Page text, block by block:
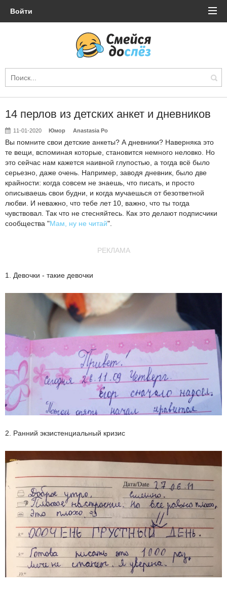
Войти
14 перлов из детских анкет и дневников
11-01-2020 Юмор Anastasia Po
Вы помните свои детские анкеты? А дневники? Наверняка это
те вещи, вспоминая которые, становится немного неловко. Но
это сейчас нам кажется наивной глупостью, а тогда всё было
серьезно, даже очень. Например, заводя дневник, было две
крайности: когда совсем не знаешь, что писать, и просто
описываешь свои будни, и когда мучаешься от безответной
любви. И неважно, что тебе лет 10, важно, что ты тогда
чувствовал. Так что не стесняйтесь. Как это делают подписчики
сообщества "Мам, ну не читай".
РЕКЛАМА
1. Девочки - такие девочки
2. Ранний экзистенциальный кризис